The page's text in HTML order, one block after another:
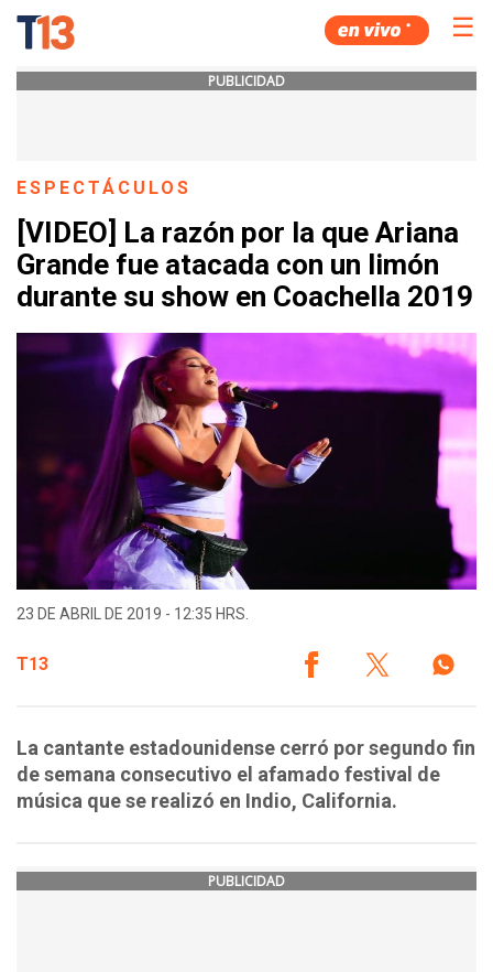
☰
PUBLICIDAD
ESPECTÁCULOS
[VIDEO] La razón por la que Ariana
Grande fue atacada con un limón
durante su show en Coachella 2019
23 DE ABRIL DE 2019 - 12:35 HRS.
T13
La cantante estadounidense cerró por segundo fin
de semana consecutivo el afamado festival de
música que se realizó en Indio, California.
PUBLICIDAD